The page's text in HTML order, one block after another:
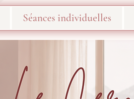
Séances individuelles